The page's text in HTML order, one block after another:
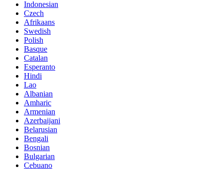
Indonesian
Czech
Afrikaans
Swedish
Polish
Basque
Catalan
Esperanto
Hindi
Lao
Albanian
Amharic
Armenian
Azerbaijani
Belarusian
Bengali
Bosnian
Bulgarian
Cebuano